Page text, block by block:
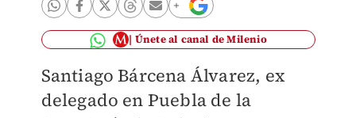
Únete al canal de Milenio
Santiago Bárcena Álvarez, ex
delegado en Puebla de la